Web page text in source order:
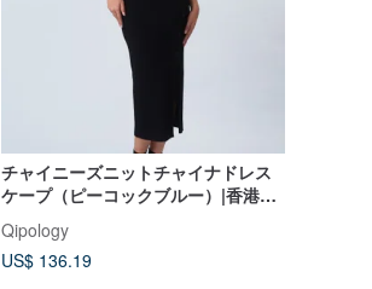
チャイニーズニットチャイナドレス
ケープ（ピーコックブルー）|香港デ
融合
Qipology
US$ 136.19